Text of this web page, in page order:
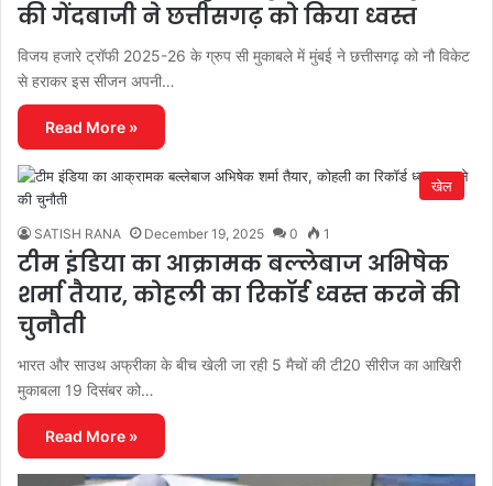
की गेंदबाजी ने छत्तीसगढ़ को किया ध्वस्त
विजय हजारे ट्रॉफी 2025-26 के ग्रुप सी मुकाबले में मुंबई ने छत्तीसगढ़ को नौ विकेट
से हराकर इस सीजन अपनी…
Read More »
खेल
SATISH RANA December 19, 2025 0 1
टीम इंडिया का आक्रामक बल्लेबाज अभिषेक
शर्मा तैयार, कोहली का रिकॉर्ड ध्वस्त करने की
चुनौती
भारत और साउथ अफ्रीका के बीच खेली जा रही 5 मैचों की टी20 सीरीज का आखिरी
मुकाबला 19 दिसंबर को…
Read More »